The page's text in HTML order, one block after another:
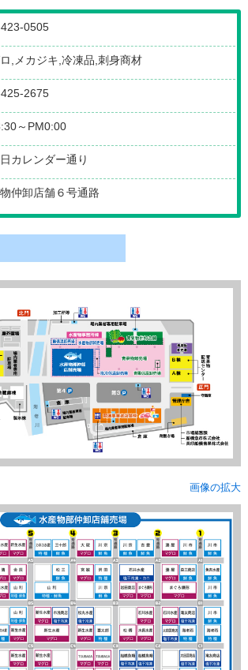
0505
,メカジキ,冷凍品,刺身商材
2675
～PM0:00
カレンダー通り
仲卸店舗６号通路
画像の拡大